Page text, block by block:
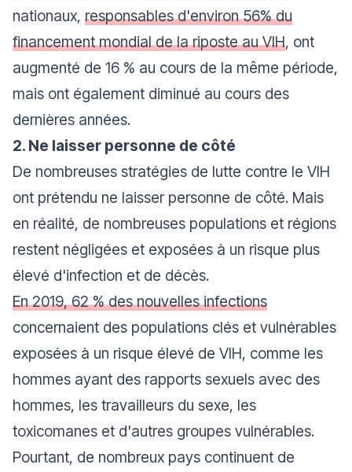
nationaux, responsables d'environ 56% du
financement mondial de la riposte au VIH, ont
augmenté de 16 % au cours de la même période,
mais ont également diminué au cours des
dernières années.
2. Ne laisser personne de côté
De nombreuses stratégies de lutte contre le VIH
ont prétendu ne laisser personne de côté. Mais
en réalité, de nombreuses populations et régions
restent négligées et exposées à un risque plus
élevé d'infection et de décès.
En 2019, 62 % des nouvelles infections
concernaient des populations clés et vulnérables
exposées à un risque élevé de VIH, comme les
hommes ayant des rapports sexuels avec des
hommes, les travailleurs du sexe, les
toxicomanes et d'autres groupes vulnérables.
Pourtant, de nombreux pays continuent de